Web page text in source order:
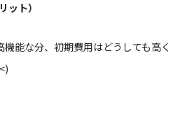
ット）
機能な分、初期費用はどうしても高く